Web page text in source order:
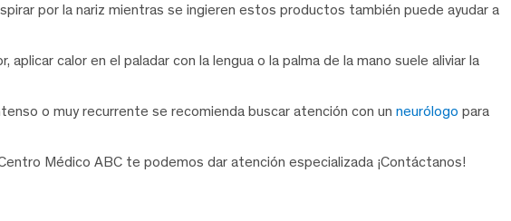
por la nariz mientras se ingieren estos productos también puede ayudar a
aplicar calor en el paladar con la lengua o la palma de la mano suele aliviar la
o muy recurrente se recomienda buscar atención con un neurólogo para
Médico ABC te podemos dar atención especializada ¡Contáctanos!